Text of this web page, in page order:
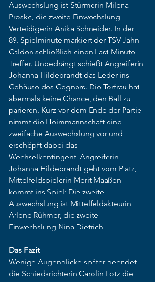
Auswechslung ist Stürmerin Milena
Proske, die zweite Einwechslung
Verteidigerin Anika Schneider. In der
89. Spielminute markiert der TSV Jahn
Calden schließlich einen Last-Minute-
Treffer. Unbedrängt schießt Angreiferin
Johanna Hildebrandt das Leder ins
Gehäuse des Gegners. Die Torfrau hat
abermals keine Chance, den Ball zu
parieren. Kurz vor dem Ende der Partie
nimmt die Heimmannschaft eine
zweifache Auswechslung vor und
erschöpft dabei das
Wechselkontingent: Angreiferin
Johanna Hildebrandt geht vom Platz,
Mittelfeldspielerin Merit Maaßen
kommt ins Spiel: Die zweite
Auswechslung ist Mittelfeldakteurin
Arlene Rühmer, die zweite
Einwechslung Nina Dietrich.
Das Fazit
Wenige Augenblicke später beendet
die Schiedsrichterin Carolin Lotz die